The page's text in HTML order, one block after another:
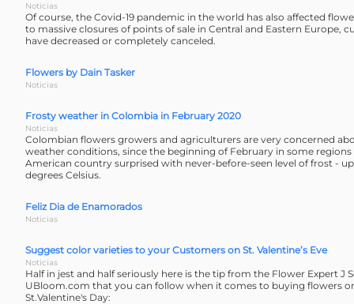
Noticias
Of course, the Covid-19 pandemic in the world has also affected
to massive closures of points of sale in Central and Eastern Europe,
have decreased or completely canceled.
Flowers by Dain Tasker
Noticias
Frosty weather in Colombia in February 2020
Noticias
Colombian flowers growers and agriculturers are very concerned
weather conditions, since the beginning of February in some
American country surprised with never-before-seen level of frost -
degrees Celsius.
Feliz Dia de Enamorados
Noticias
Suggest color varieties to your Customers on St. Valentine’s Eve
Noticias
Half in jest and half seriously here is the tip from the Flower Expert J
UBloom.com that you can follow when it comes to buying flowers
St.Valentine's Day: